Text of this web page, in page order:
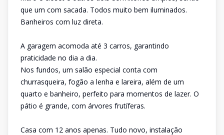
que um com sacada. Todos muito bem iluminados.
Banheiros com luz direta.
A garagem acomoda até 3 carros, garantindo
praticidade no dia a dia.
Nos fundos, um salão especial conta com
churrasqueira, fogão a lenha e lareira, além de um
quarto e banheiro, perfeito para momentos de lazer. O
pátio é grande, com árvores frutíferas.
Casa com 12 anos apenas. Tudo novo, instalação